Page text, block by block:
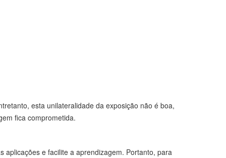
esta unilateralidade da exposição não é boa,
fica comprometida.
e facilite a aprendizagem. Portanto, para